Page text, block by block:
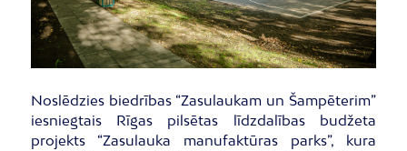
Noslēdzies biedrības “Zasulaukam un Šampēterim”
iesniegtais Rīgas pilsētas līdzdalības budžeta
projekts “Zasulauka manufaktūras parks”, kura